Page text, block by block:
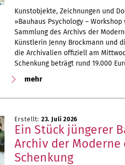
Kunstobjekte, Zeichnungen und
»Bauhaus Psychology –
Sammlung des Archivs der
Künstlerin Jenny Brockmann und
die Archivalien offiziell am
Schenkung beträgt rund 19.000
mehr
Erstellt: 23. Juli 2026
Ein Stück jüngerer
Archiv der
Schenkung